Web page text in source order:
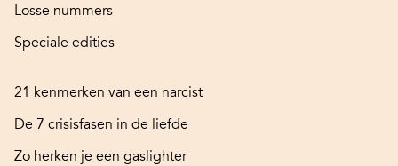
Losse nummers
Speciale edities
21 kenmerken van een narcist
De 7 crisisfasen in de liefde
Zo herken je een gaslighter